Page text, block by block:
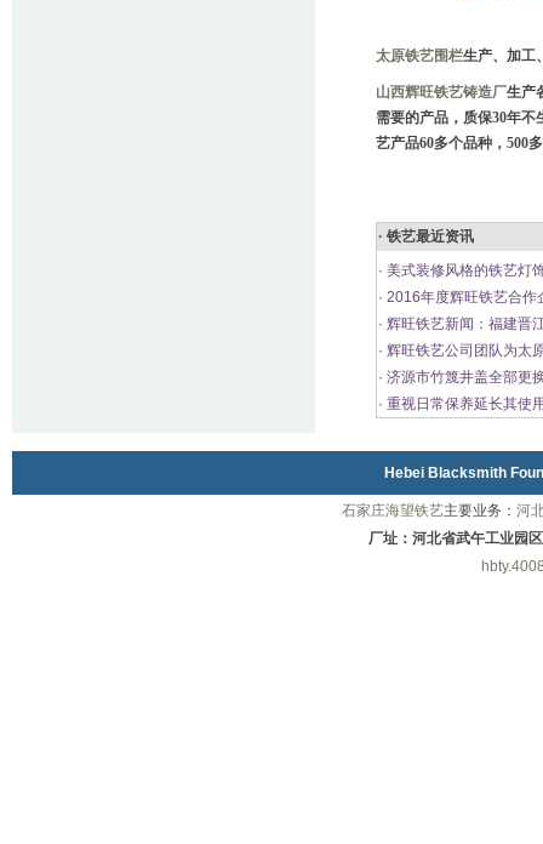
太原铁艺围栏生产、加工
山西辉旺铁艺铸造厂生产
需要的产品，质保30年不
艺产品60多个品种，500
· 铁艺最近资讯
· 美式装修风格的铁艺灯
· 2016年度辉旺铁艺合作
· 辉旺铁艺新闻：福建晋
· 辉旺铁艺公司团队为太
· 济源市竹篾井盖全部更
· 重视日常保养延长其使
Hebei Blacksmith
石家庄海望铁艺主要业务： 河
厂址：河北省武午工业园